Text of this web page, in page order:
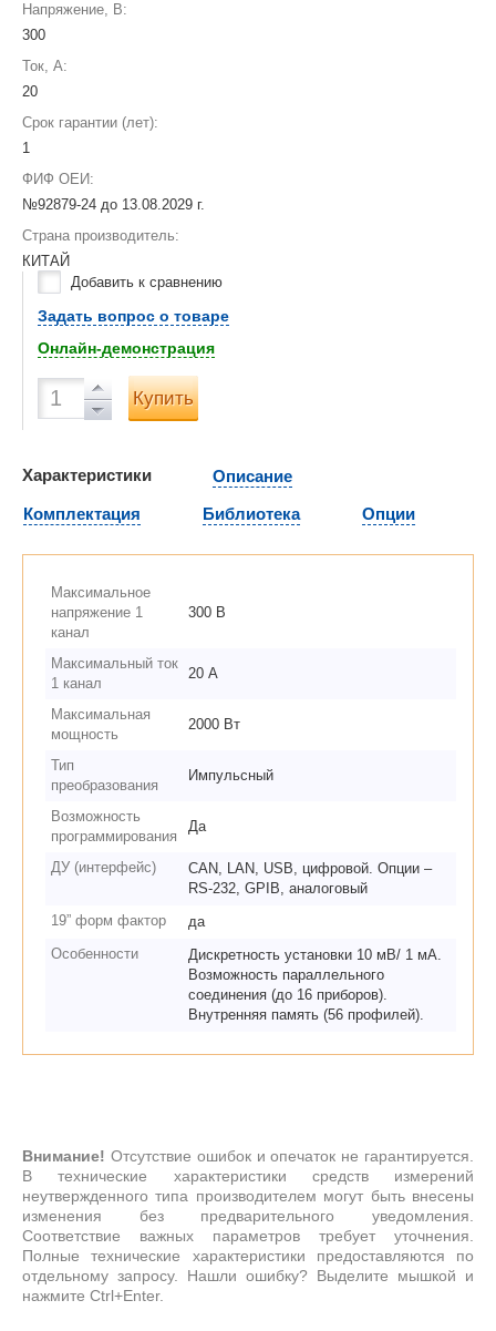
Напряжение, В:
300
Ток, А:
20
Срок гарантии (лет):
1
ФИФ ОЕИ:
№92879-24 до 13.08.2029 г.
Страна производитель:
КИТАЙ
Добавить к сравнению
Задать вопрос о товаре
Онлайн-демонстрация
Купить
Характеристики
Описание
Комплектация
Библиотека Опции
Максимальное
напряжение 1
канал
300 В
Максимальный ток
1 канал
20 А
Максимальная
мощность
2000 Вт
Тип
преобразования
Импульсный
Возможность
программирования
Да
ДУ (интерфейс)
CAN, LAN, USB, цифровой. Опции –
RS-232, GPIB, аналоговый
19” форм фактор
да
Особенности
Дискретность установки 10 мВ/ 1 мА.
Возможность параллельного
соединения (до 16 приборов).
Внутренняя память (56 профилей).
Внимание! Отсутствие ошибок и опечаток не гарантируется.
В технические характеристики средств измерений
неутвержденного типа производителем могут быть внесены
изменения без предварительного уведомления.
Соответствие важных параметров требует уточнения.
Полные технические характеристики предоставляются по
отдельному запросу. Нашли ошибку? Выделите мышкой и
нажмите Ctrl+Enter.